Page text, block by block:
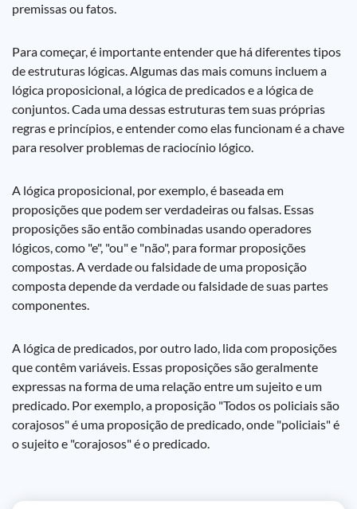
premissas ou fatos.
Para começar, é importante entender que há diferentes tipos
de estruturas lógicas. Algumas das mais comuns incluem a
lógica proposicional, a lógica de predicados e a lógica de
conjuntos. Cada uma dessas estruturas tem suas próprias
regras e princípios, e entender como elas funcionam é a chave
para resolver problemas de raciocínio lógico.
A lógica proposicional, por exemplo, é baseada em
proposições que podem ser verdadeiras ou falsas. Essas
proposições são então combinadas usando operadores
lógicos, como "e", "ou" e "não", para formar proposições
compostas. A verdade ou falsidade de uma proposição
composta depende da verdade ou falsidade de suas partes
componentes.
A lógica de predicados, por outro lado, lida com proposições
que contêm variáveis. Essas proposições são geralmente
expressas na forma de uma relação entre um sujeito e um
predicado. Por exemplo, a proposição "Todos os policiais são
corajosos" é uma proposição de predicado, onde "policiais" é
o sujeito e "corajosos" é o predicado.